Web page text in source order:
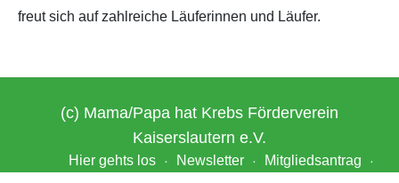
freut sich auf zahlreiche Läuferinnen und Läufer.
(c) Mama/Papa hat Krebs Förderverein
Kaiserslautern e.V.
Hier gehts los Newsletter
Mitgliedsantrag